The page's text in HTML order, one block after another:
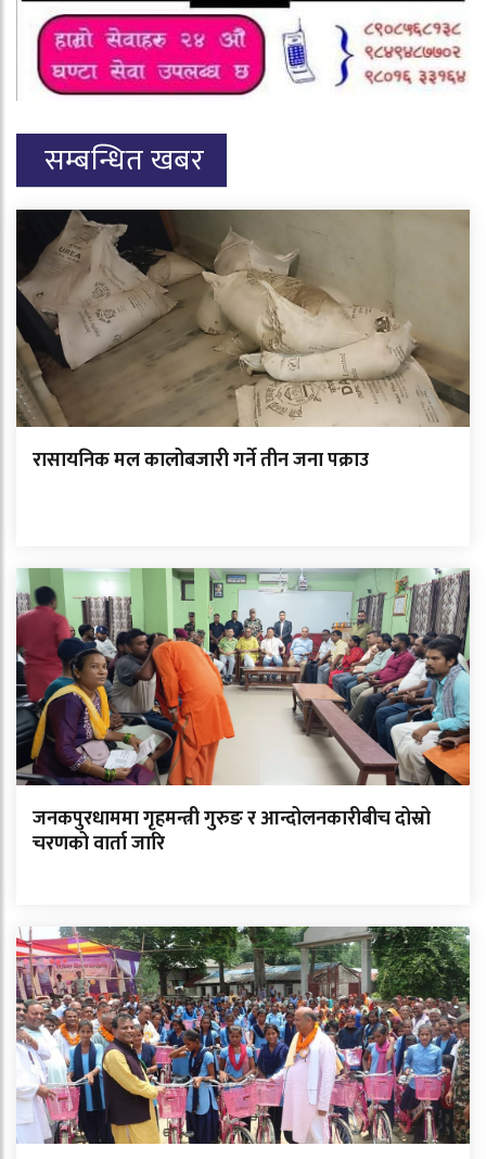
सम्बन्धित खबर
रासायनिक मल कालोबजारी गर्ने तीन जना पक्राउ
जनकपुरधाममा गृहमन्त्री गुरुङ र आन्दोलनकारीबीच दोस्रो
चरणको वार्ता जारि